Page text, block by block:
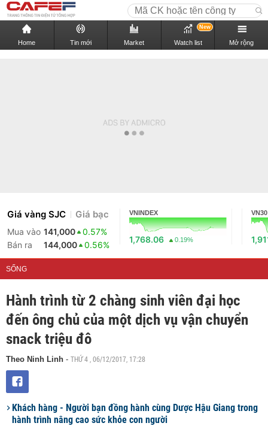
Home Tin mới Market Watch list
New
Mở rộng
Giá vàng SJC Giá bạc
Mua vào 141,000
0.57%
Bán ra
144,000 0.56%
VNINDEX
1,768.06 0.19%
VN30
SỐNG
Hành trình từ 2 chàng sinh viên đại học
đến ông chủ của một dịch vụ vận chuyển
snack triệu đô
Theo Ninh Linh - THỨ 4 , 06/12/2017, 17:28
Khách hàng - Người bạn đồng hành cùng Dược Hậu Giang trong
hành trình nâng cao sức khỏe con người